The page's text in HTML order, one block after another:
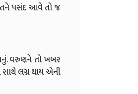
તને પસંદ આવે તો જ
વરુણને તો ખબર
લગ્ન થાય એની